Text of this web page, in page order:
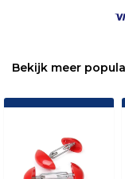
Bekijk meer